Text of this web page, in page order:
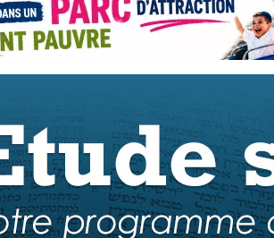
viennent de nous rejoindre sur WhatsApp
viennent de nous rejoindre sur WhatsApp
viennent de nous rejoindre sur WhatsApp
émission radio : Visions de grandeur n°104 : Le
viennent de demander une bénédiction
de donner son Maasser
49 places pour étudier en groupe sur Zoom